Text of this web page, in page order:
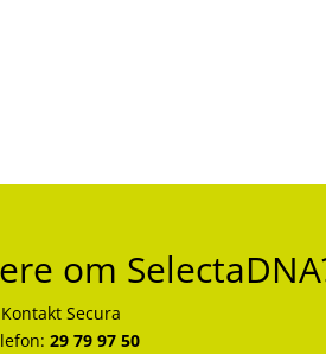
om
Kontakt Secura
29 79 97 50